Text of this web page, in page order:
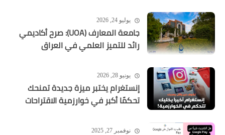
يوليو 24, 2026
جامعة المعارف (UOA): صرح أكاديمي
رائد للتميز العلمي في العراق
يونيو 28, 2026
إنستغرام يختبر ميزة جديدة تمنحك
تحكمًا أكبر في خوارزمية الاقتراحات
نوفمبر 27, 2025